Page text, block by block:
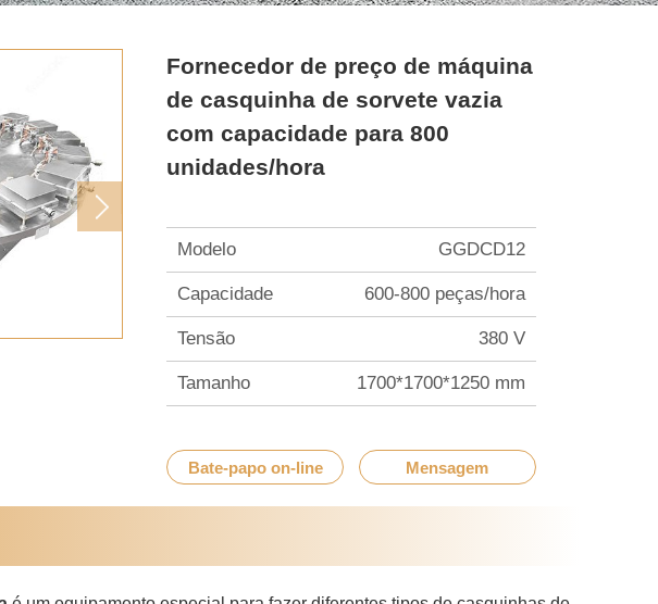
Fornecedor de preço de máquina
de casquinha de sorvete vazia
com capacidade para 800
unidades/hora
Modelo GGDCD12
Capacidade 600-800 peças/hora
Tensão 380 V
Tamanho 1700*1700*1250 mm
Bate-papo on-line Mensagem